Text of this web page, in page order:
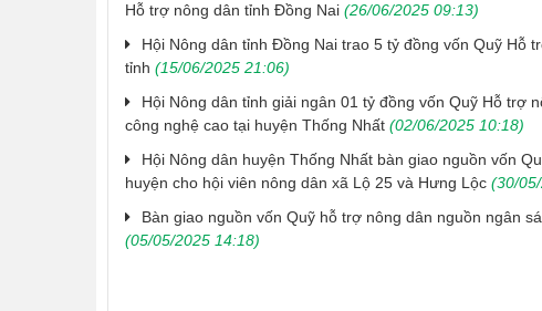
Hỗ trợ nông dân tỉnh Đồng Nai (26/06/2025 09:13)
Hội Nông dân tỉnh Đồng Nai trao 5 tỷ đồng vốn Quỹ Hỗ
tỉnh (15/06/2025 21:06)
Hội Nông dân tỉnh giải ngân 01 tỷ đồng vốn Quỹ Hỗ trợ
công nghệ cao tại huyện Thống Nhất (02/06/2025 10:18)
​Hội Nông dân huyện Thống Nhất bàn giao nguồn vốn
huyện cho hội viên nông dân xã Lộ 25 và Hưng Lộc (30/
Bàn giao nguồn vốn Quỹ hỗ trợ nông dân nguồn ngân
(05/05/2025 14:18)